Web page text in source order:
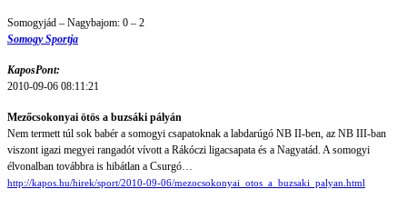
Somogyjád – Nagybajom: 0 – 2
Somogy Sportja
KaposPont:
2010-09-06 08:11:21
Mezőcsokonyai ötös a buzsáki pályán
Nem termett túl sok babér a somogyi csapatoknak a labdarúgó NB II-ben, az NB III-ban
viszont igazi megyei rangadót vívott a Rákóczi ligacsapata és a Nagyatád. A somogyi
élvonalban továbbra is hibátlan a Csurgó…
http://kapos.hu/hirek/sport/2010-09-06/mezocsokonyai_otos_a_buzsaki_palyan.html